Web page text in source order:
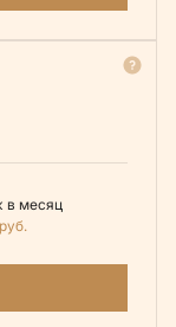
в месяц
руб.